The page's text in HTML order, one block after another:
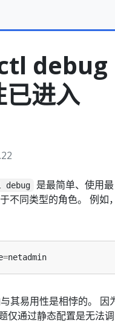
debug
进入
debug
是最简单、使用最
不同类型的角色。 例如
=
其易用性是相悖的。 因
仅通过静态配置是无法调